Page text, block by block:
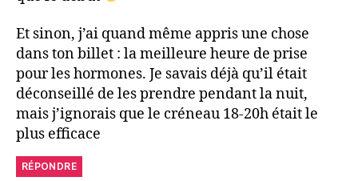
Et sinon, j’ai quand même appris une chose
dans ton billet : la meilleure heure de prise
pour les hormones. Je savais déjà qu’il était
déconseillé de les prendre pendant la nuit,
mais j’ignorais que le créneau 18-20h était le
plus efficace
RÉPONDRE